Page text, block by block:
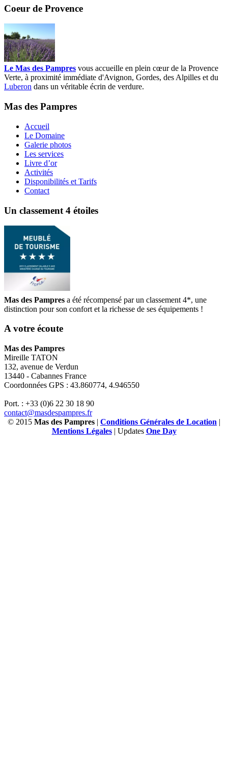
Coeur de Provence
Le Mas des Pampres vous accueille en plein cœur de la Provence
Verte, à proximité immédiate d'Avignon, Gordes, des Alpilles et du
Luberon dans un véritable écrin de verdure.
Mas des Pampres
Accueil
Le Domaine
Galerie photos
Les services
Livre d’or
Activités
Disponibilités et Tarifs
Contact
Un classement 4 étoiles
Mas des Pampres a été récompensé par un classement 4*, une
distinction pour son confort et la richesse de ses équipements !
A votre écoute
Mas des Pampres
Mireille TATON
132, avenue de Verdun
13440 - Cabannes France
Coordonnées GPS : 43.860774, 4.946550
Port. : +33 (0)6 22 30 18 90
contact@masdespampres.fr
© 2015 Mas des Pampres | Conditions Générales de Location |
Mentions Légales| Updates One Day